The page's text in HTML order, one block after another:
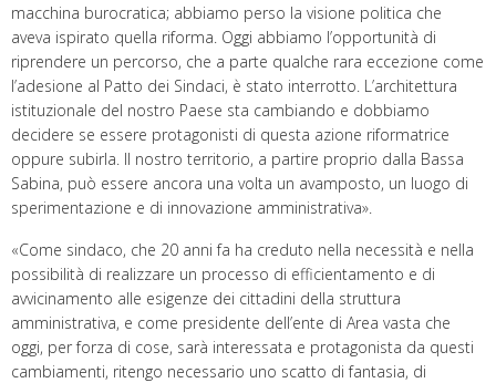
macchina burocratica; abbiamo perso la visione politica che
aveva ispirato quella riforma. Oggi abbiamo l’opportunità di
riprendere un percorso, che a parte qualche rara eccezione come
l’adesione al Patto dei Sindaci, è stato interrotto. L’architettura
istituzionale del nostro Paese sta cambiando e dobbiamo
decidere se essere protagonisti di questa azione riformatrice
oppure subirla. Il nostro territorio, a partire proprio dalla Bassa
Sabina, può essere ancora una volta un avamposto, un luogo di
sperimentazione e di innovazione amministrativa».
«Come sindaco, che 20 anni fa ha creduto nella necessità e nella
possibilità di realizzare un processo di efficientamento e di
avvicinamento alle esigenze dei cittadini della struttura
amministrativa, e come presidente dell’ente di Area vasta che
oggi, per forza di cose, sarà interessata e protagonista da questi
cambiamenti, ritengo necessario uno scatto di fantasia, di